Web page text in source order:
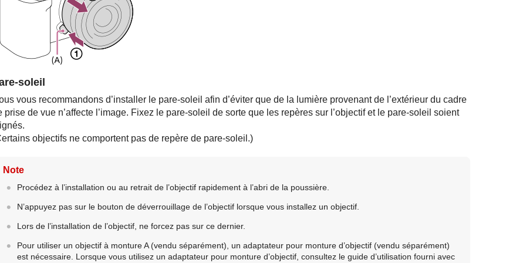
soleil
vous recommandons d’installer le pare-soleil afin d’éviter que de la lumière provenant de l’extérieur du cadre
prise de vue n’affecte l’image. Fixez le pare-soleil de sorte que les repères sur l’objectif et le pare-soleil soient
objectifs ne comportent pas de repère de pare-soleil.)
Note
Procédez à l’installation ou au retrait de l’objectif rapidement à l’abri de la poussière.
N’appuyez pas sur le bouton de déverrouillage de l’objectif lorsque vous installez un objectif.
Lors de l’installation de l’objectif, ne forcez pas sur ce dernier.
Pour utiliser un objectif à monture A (vendu séparément), un adaptateur pour monture d’objectif (vendu séparément)
est nécessaire. Lorsque vous utilisez un adaptateur pour monture d’objectif, consultez le guide d’utilisation fourni avec